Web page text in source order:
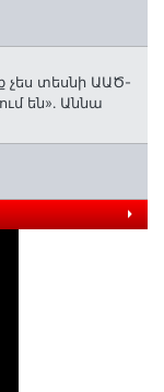
չես տեսնի ԱԱԾ-
են»․ Աննա